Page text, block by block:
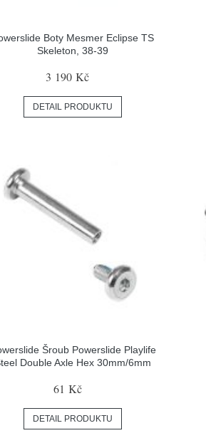
Boty Mesmer Eclipse TS
Skeleton, 38-39
3 190 Kč
DETAIL PRODUKTU
Šroub Powerslide Playlife
Double Axle Hex 30mm/6mm
61 Kč
DETAIL PRODUKTU